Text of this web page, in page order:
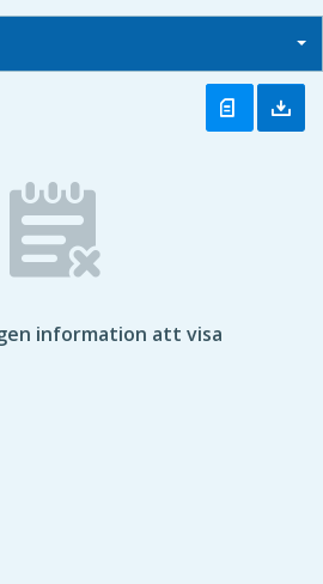
information att visa